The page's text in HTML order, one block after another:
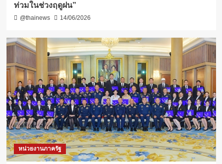
ท่วมในช่วงฤดูฝน”
@thainews 14/06/2026
หน่วยงานภาครัฐ